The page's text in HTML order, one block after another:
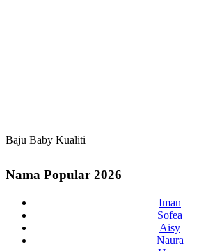
Baju Baby Kualiti
Nama Popular 2026
Iman
Sofea
Aisy
Naura